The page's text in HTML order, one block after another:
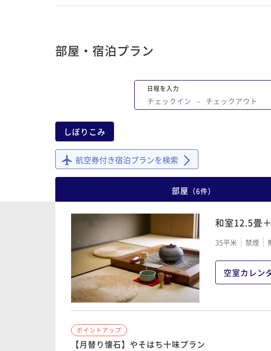
部屋・宿泊プラン
日程を入力
チェックイン − チェックアウト
しぼりこみ
航空券付き宿泊プランを検索
部屋 （6件）
和室12.5畳
35平米 禁煙
空室カレン
ポイントアップ
【月替り懐石】やそはち十味プラン